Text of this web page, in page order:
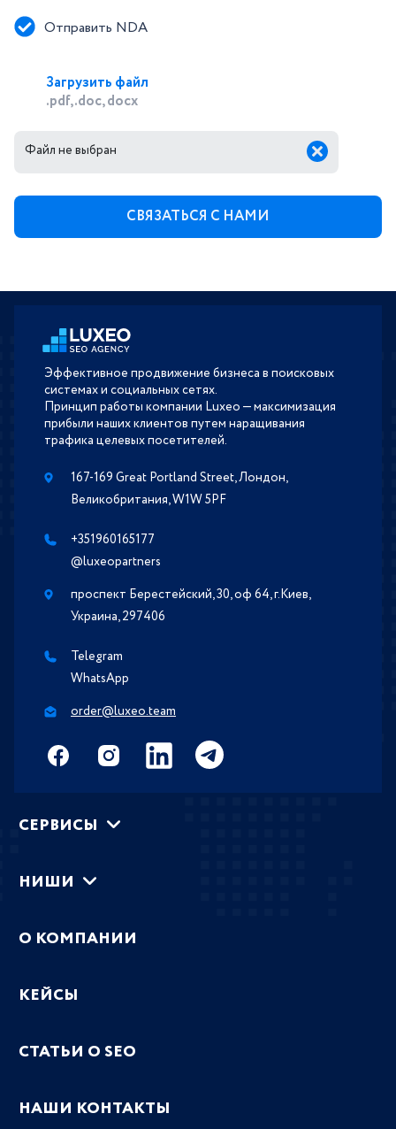
Отправить NDA
Загрузить файл
.pdf, .doc, docx
Файл не выбран
Эффективное продвижение бизнеса в поисковых
системах и социальных сетях.
Принцип работы компании Luxeo — максимизация
прибыли наших клиентов путем наращивания
трафика целевых посетителей.
167-169 Great Portland Street, Лондон,
Великобритания, W1W 5PF
+351960165177
@luxeopartners
проспект Берестейский, 30, оф 64, г.Киев,
Украина, 297406
Telegram
WhatsApp
order@luxeo.team
СЕРВИСЫ
НИШИ
О КОМПАНИИ
КЕЙСЫ
СТАТЬИ О SEO
НАШИ КОНТАКТЫ